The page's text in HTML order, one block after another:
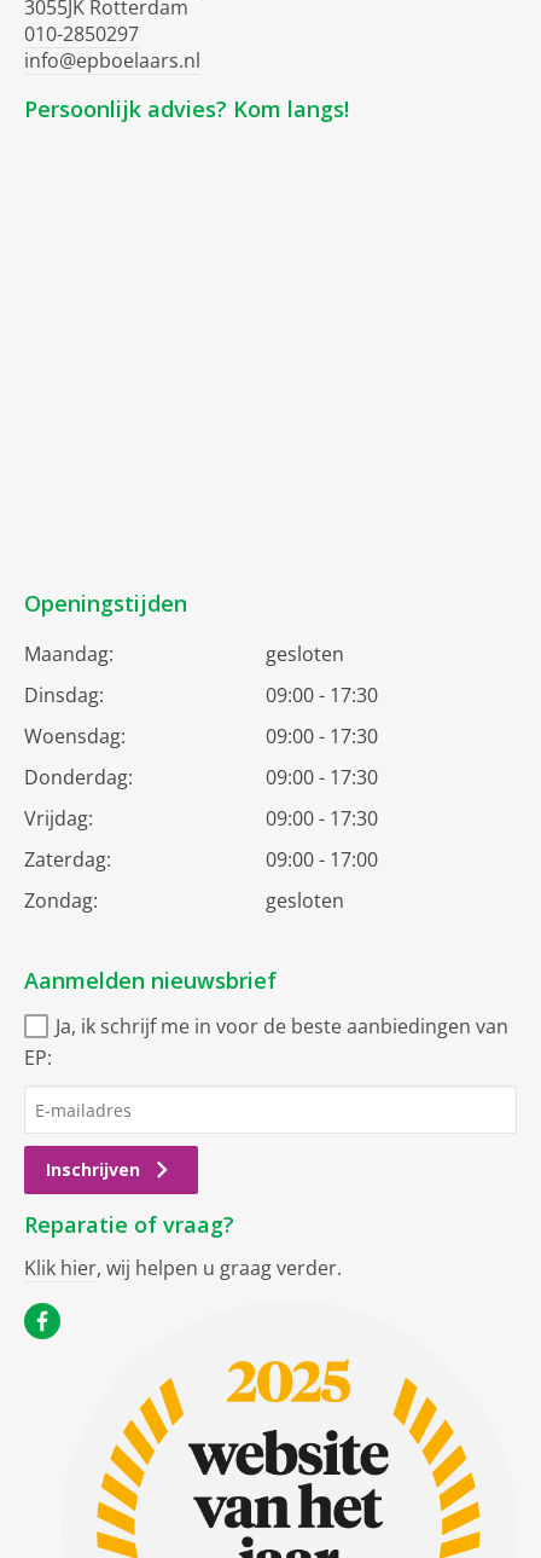
3055JK Rotterdam
010-2850297
info@epboelaars.nl
Persoonlijk advies? Kom langs!
Openingstijden
Maandag:
gesloten
Dinsdag:
09:00 - 17:30
Woensdag:
09:00 - 17:30
Donderdag:
09:00 - 17:30
Vrijdag:
09:00 - 17:30
Zaterdag:
09:00 - 17:00
Zondag:
gesloten
Aanmelden nieuwsbrief
Ja, ik schrijf me in voor de beste aanbiedingen van
EP:
Inschrijven
Reparatie of vraag?
Klik hier, wij helpen u graag verder.